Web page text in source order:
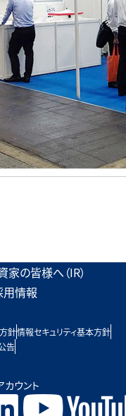
家の皆様へ（IR）
用情報
針情報セキュリティ基本方針
告
カウント